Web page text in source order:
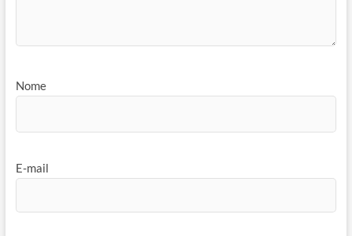
Nome
E-mail